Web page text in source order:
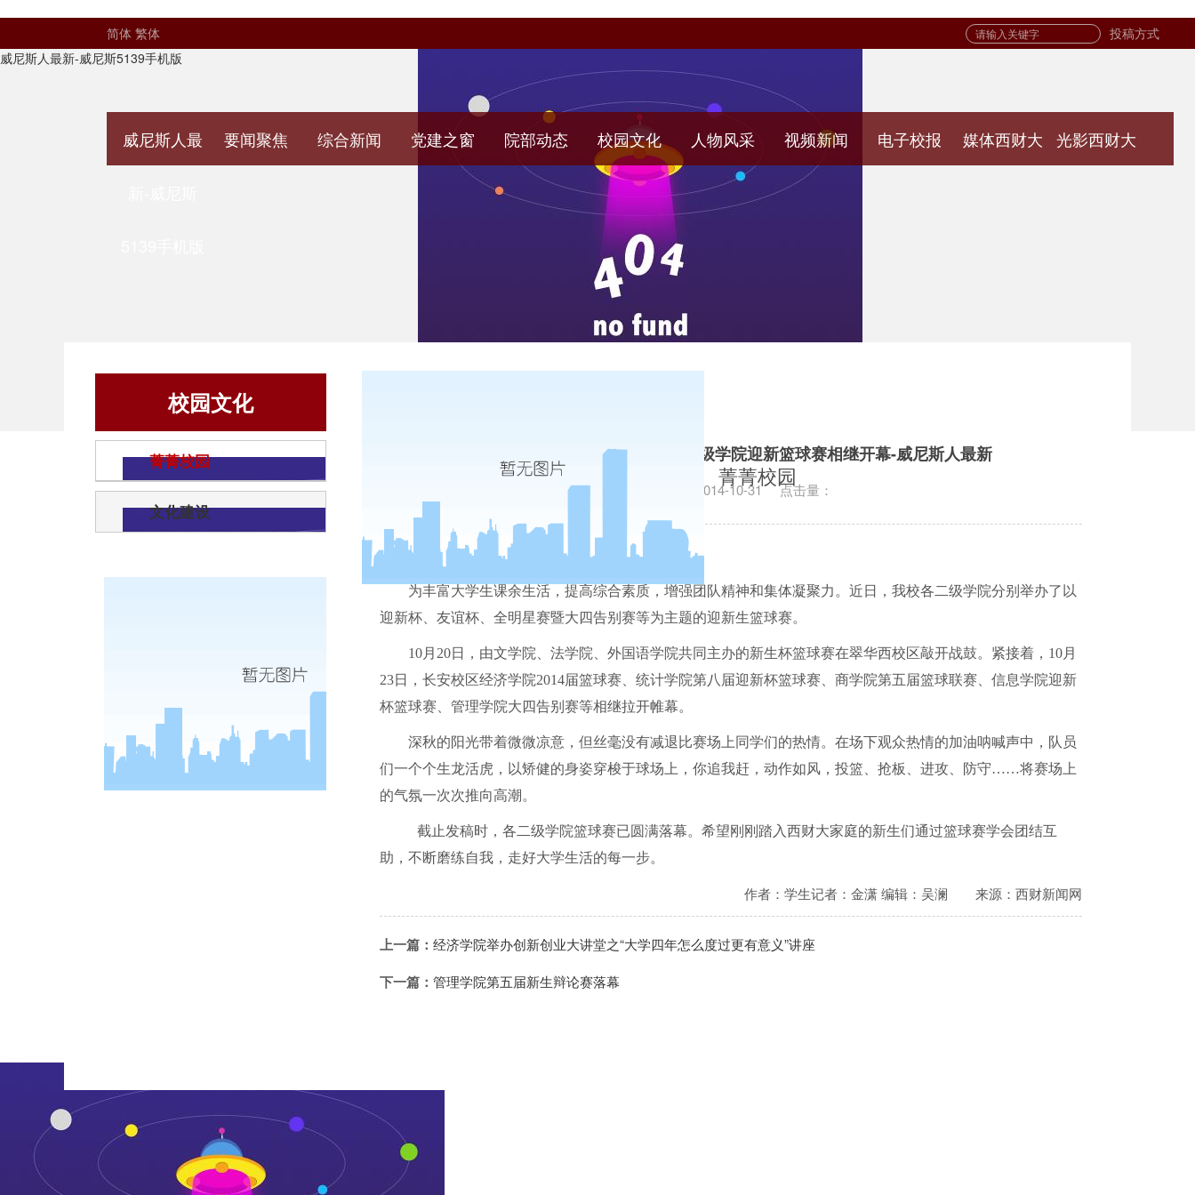
简体 繁体
投稿方式
威尼斯人最新-威尼斯5139手机版
威尼斯人最 要闻聚焦 综合新闻 党建之窗 院部动态 校园文化 人物风采 视频新闻 电子校报 媒体西财大 光影西财大
校园文化
菁菁校园
文化建设
菁菁校园
青春无畏 逐梦扬威——我校各二级学院迎新篮球赛相继开幕-威尼斯人最新
发布日期：2014-10-31 点击量：
为丰富大学生课余生活，提高综合素质，增强团队精神和集体凝聚力。近日，我校各二级学院分别举办了以
迎新杯、友谊杯、全明星赛暨大四告别赛等为主题的迎新生篮球赛。
10月 20日 ，由文学院、法学院、外国语学院共同主办的新生杯篮球赛在翠华西校区敲开战鼓。紧接着， 10月
23日，长安校区经济学院2014届篮球赛、统计学院第八届迎新杯篮球赛、商学院第五届篮球联赛、信息学院迎新
杯篮球赛、管理学院大四告别赛等相继拉开帷幕。
深秋的阳光带着微微凉意，但丝毫没有减退比赛场上同学们的热情。在场下观众热情的加油呐喊声中，队员
们一个个生龙活虎，以矫健的身姿穿梭于球场上，你追我赶，动作如风，投篮、抢板、进攻、防守……将赛场上
的气氛一次次推向高潮。
截止发稿时，各二级学院篮球赛已圆满落幕。希望刚刚踏入西财大家庭的新生们通过篮球赛学会团结互
助，不断磨练自我，走好大学生活的每一步。
作者：学生记者：金潇 编辑：吴澜 来源：西财新闻网
上一篇： 经济学院举办创新创业大讲堂之“大学四年怎么度过更有意义”讲座
下一篇： 管理学院第五届新生辩论赛落幕